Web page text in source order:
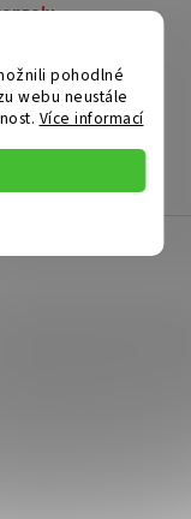
pohodlné
webu neustále
Více informací